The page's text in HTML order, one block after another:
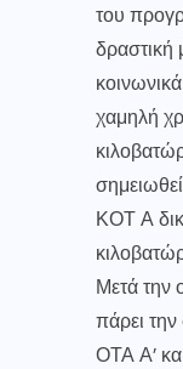
του
δραστική
χαμηλή
ΚΟΤ Α
Μετά την
πάρει
ΟΤΑ Α’